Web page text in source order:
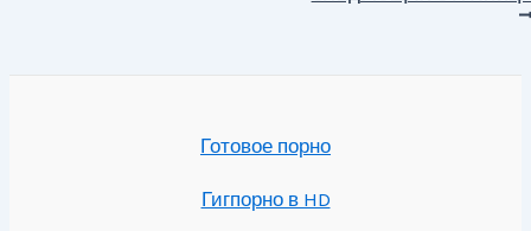
Готовое порно
Гигпорно в HD